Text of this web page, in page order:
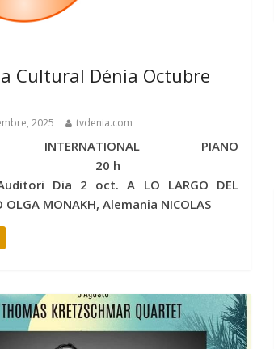
Cultural Dénia Octubre
2025 tvdenia.com
INTERNATIONAL PIANO
20 h
Dia 2 oct. A LO LARGO DEL
OLGA MONAKH, Alemania NICOLAS